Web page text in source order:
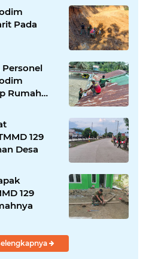
Pada
Personel
Rumah
129
Desa
129